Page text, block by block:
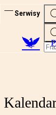
Serwisy